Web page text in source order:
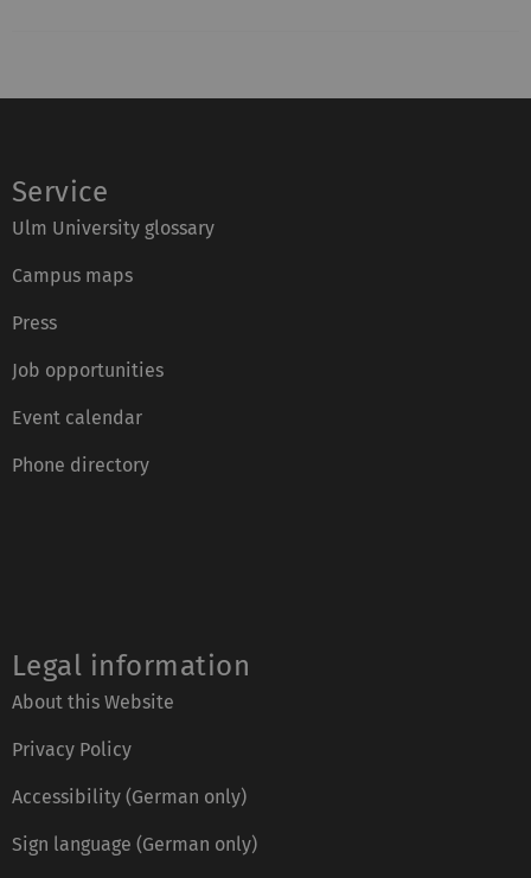
Service
Ulm University glossary
Campus maps
Press
Job opportunities
Event calendar
Phone directory
Legal information
About this Website
Privacy Policy
Accessibility (German only)
Sign language (German only)